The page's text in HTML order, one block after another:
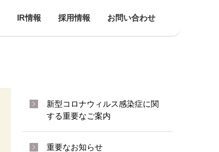
IR情報 採用情報 お問い合わせ
新型コロナウィルス感染症に関
する重要なご案内
重要なお知らせ